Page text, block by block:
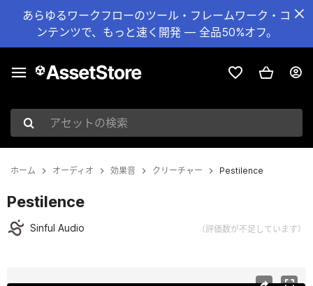
あらゆるワークフローのツール・フレームワーク・コ
ンテンツで、もっと速く開発 — 全品50%オフ。
アセットの検索
ホーム オーディオ 効果音 クリーチャー Pestilence
Pestilence
Sinful Audio （評価数が不足しています）